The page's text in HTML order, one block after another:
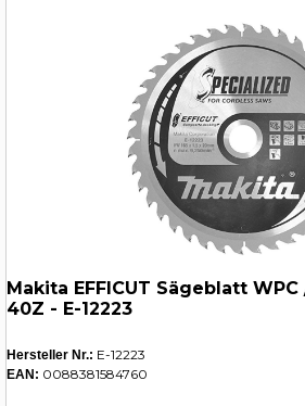
Makita EFFICUT Sägeblatt WPC
40Z - E-12223
Hersteller Nr.: E-12223
EAN: 0088381584760